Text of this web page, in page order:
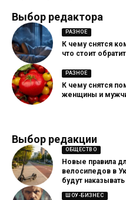
Выбор редактора
РАЗНОЕ
К чему снятся
что стоит
РАЗНОЕ
К чему снятся
женщины и
Выбор редакции
ОБЩЕСТВО
Новые правила
велосипедов в
будут наказывать
ШОУ-БИЗНЕС